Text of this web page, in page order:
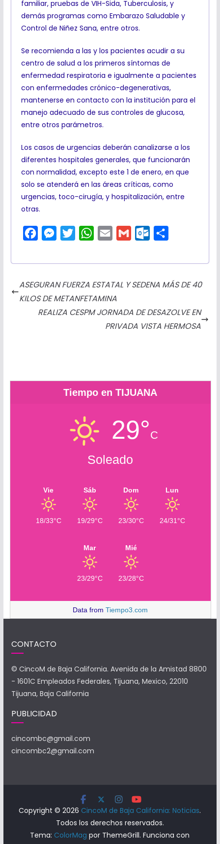
familiar, pruebas de VIH-Sida, Tuberculosis, y
demás programas como Embarazo Saludable y
Control de Niñez Sana, entre otros.
Se recomienda a las y los pacientes acudir a su
centro de salud a los primeros síntomas de
enfermedad respiratoria e igualmente a pacientes
con enfermedades crónico-degenerativas,
mantenerse en contacto con la institución para el
manejo adecuado de sus controles de glucosa,
entre otros parámetros.
Los casos de urgencias deberán canalizarse a los
diferentes hospitales generales, que funcionarán
con normalidad, excepto este 1 de enero, en que
solo se atenderá en las áreas críticas, como
urgencias, toco-cirugía, y hospitalización, entre
otras.
c
o
M
s
n
i
e
W
a
A
a
a
t
o
k
m
m
p
r
t
ASEGURAN FUERZA ESTATAL Y SEDENA MÁS DE 40
KILOS DE METANFETAMINA
REALIZA CESPM JORNADA DE DESAZOLVE EN
PRIVADA VISTA HERMOSA
Tiempo en TIJUANA
29°C
Soleado
Vie
18/33°C
Sáb
19/29°C
Dom
23/30°C
Lun
24/31°C
Mar
23/29°C
Mié
23/28°C
Data fromTiempo3.com
CONTACTO
© CincoM de Baja California. Avenida de la Amistad 8800
- 1601C Empleados Federales, Tijuana, Mexico, 22010
Tijuana, Baja California
PUBLICIDAD
cincombc@gmail.com
cincombc2@gmail.com
Copyright © 2026 CincoM de Baja California: Noticias.
Todos los derechos reservados.
Tema: ColorMag por ThemeGrill. Funciona con